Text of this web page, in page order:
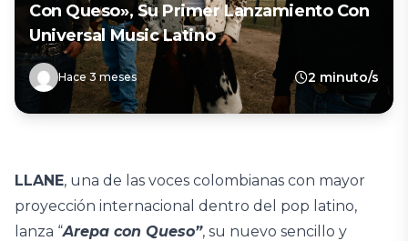
Con Queso», Su Primer Lanzamiento Con
Universal Music Latino
Hace 3 meses 2 minuto/s
LLANE, una de las voces colombianas con mayor
proyección internacional dentro del pop latino,
lanza “Arepa con Queso”, su nuevo sencillo y